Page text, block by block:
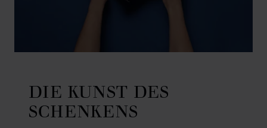
DIE KUNST DES
SCHENKENS